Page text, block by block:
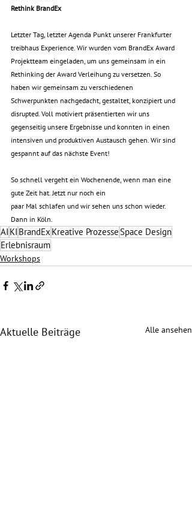
Rethink BrandEx
Letzter Tag, letzter Agenda Punkt unserer Frankfurter
treibhaus Experience. Wir wurden vom BrandEx Award
Projektteam eingeladen, um uns gemeinsam in ein
Rethinking der Award Verleihung zu versetzen. So
haben wir gemeinsam zu verschiedenen
Schwerpunkten nachgedacht, gestaltet, konzipiert und
disrupted. Voll motiviert präsentierten wir uns
gegenseitig unsere Ergebnisse und konnten in einen
intensiven und produktiven Austausch gehen. Wir sind
gespannt auf das nächste Event!
So schnell vergeht ein Wochenende, wenn man eine
gute Zeit hat. Jetzt nur noch ein
paar Mal schlafen und wir sehen uns schon wieder.
Dann in Köln.
AI KI BrandEx Kreative ProzesseSpace Design
Erlebnisraum
Workshops
Aktuelle Beiträge Alle ansehen